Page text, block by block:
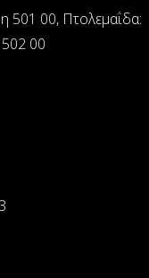
501 00, Πτολεμαΐδα:
00